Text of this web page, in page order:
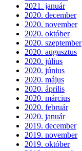
2021. január
2020. december
2020. november
2020. október
2020. szeptember
2020. augusztus
2020. július
2020. június
2020. május
2020. április
2020. március
2020. február
2020. január
2019. december
2019. november
2019. október